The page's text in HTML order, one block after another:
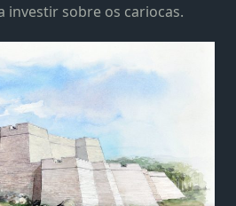
investir sobre os cariocas.